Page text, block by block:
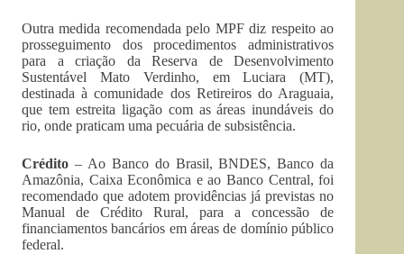
Outra medida recomendada pelo MPF diz respeito ao
prosseguimento dos procedimentos administrativos
para a criação da Reserva de Desenvolvimento
Sustentável Mato Verdinho, em Luciara (MT),
destinada à comunidade dos Retireiros do Araguaia,
que tem estreita ligação com as áreas inundáveis do
rio, onde praticam uma pecuária de subsistência.
Crédito – Ao Banco do Brasil, BNDES, Banco da
Amazônia, Caixa Econômica e ao Banco Central, foi
recomendado que adotem providências já previstas no
Manual de Crédito Rural, para a concessão de
financiamentos bancários em áreas de domínio público
federal.